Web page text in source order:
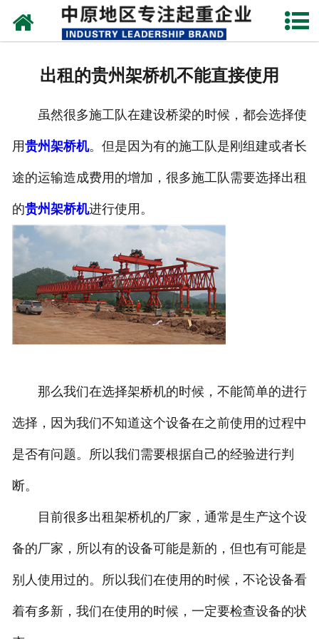
网站首页
成功案例
联系我们
出租的贵州架桥机不能直接使用
虽然很多施工队在建设桥梁的时候，都会选择使
用贵州架桥机。但是因为有的施工队是刚组建或者长
途的运输造成费用的增加，很多施工队需要选择出租
的贵州架桥机进行使用。
那么我们在选择架桥机的时候，不能简单的进行
选择，因为我们不知道这个设备在之前使用的过程中
是否有问题。所以我们需要根据自己的经验进行判
断。
目前很多出租架桥机的厂家，通常是生产这个设
备的厂家，所以有的设备可能是新的，但也有可能是
别人使用过的。所以我们在使用的时候，不论设备看
着有多新，我们在使用的时候，一定要检查设备的状